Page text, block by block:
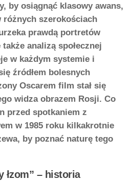
by osiągnąć klasowy awans,
różnych szerokościach
prawdą portretów
analizą społecznej
w każdym systemie i
źródłem bolesnych
Oscarem film stał się
widza obrazem Rosji. Co
przed spotkaniem z
w 1985 roku kilkakrotnie
by poznać naturę tego
łzom” – historia